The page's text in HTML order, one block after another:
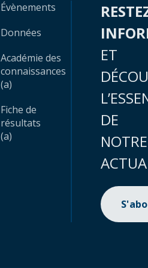
Évènements
Données
Académie des
connaissances
(a)
Fiche de
résultats
(a)
ET
DE
NOTRE